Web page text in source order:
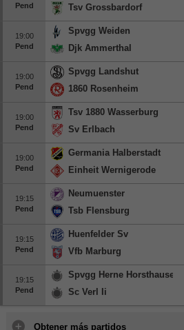
Pend
Tsv Grossbardorf
19:00
Pend
Spvgg Weiden
Djk Ammerthal
19:00
Pend
Spvgg Landshut
1860 Rosenheim
19:00
Pend
Tsv 1880 Wasserburg
Sv Erlbach
19:00
Pend
Germania Halberstadt
Einheit Wernigerode
19:15
Pend
Neumuenster
Tsb Flensburg
19:15
Pend
Huenfelder Sv
Vfb Marburg
19:15
Pend
Spvgg Herne Horsthausen
Sc Verl Ii
Obtener más partidos